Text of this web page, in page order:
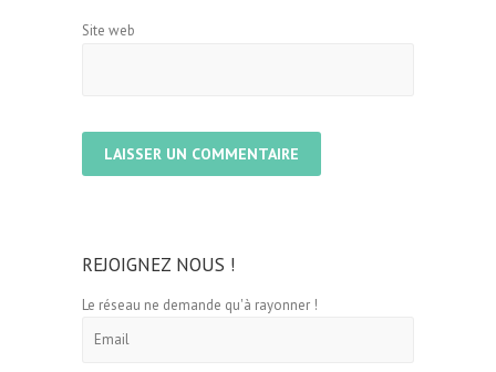
Site web
REJOIGNEZ NOUS !
Le réseau ne demande qu'à rayonner !